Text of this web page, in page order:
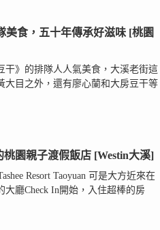
美食，五十年傳承好滋味 [桃園
干》的排隊人人氣美食，大溪老街這
大目之外，還有廖心蘭和大房豆干等
園親子渡假飯店 [Westin大溪]
Resort Taoyuan 可是大方近來在
廳Check In開始，入住超棒的房